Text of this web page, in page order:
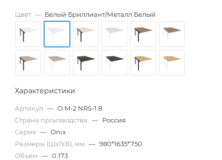
Цвет — Белый Бриллиант/Металл Белый
Характеристики
Артикул — O.M-2.NRS-1.8
Страна производства — Россия
Серия — Onix
Размеры (ШхГхВ), мм — 980*1635*750
Объем — 0.173